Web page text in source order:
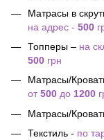
Матрасы в
на адрес - 500
Топперы – на
500 грн
Матрасы/
от500 до 1200
Матрасы/
Текстиль - по